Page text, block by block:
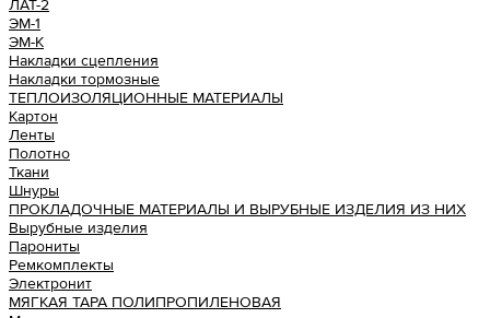
ЛАТ-2
ЭМ-1
ЭМ-К
Накладки сцепления
Накладки тормозные
ТЕПЛОИЗОЛЯЦИОННЫЕ МАТЕРИАЛЫ
Картон
Ленты
Полотно
Ткани
Шнуры
ПРОКЛАДОЧНЫЕ МАТЕРИАЛЫ И ВЫРУБНЫЕ ИЗДЕЛИЯ ИЗ НИХ
Вырубные изделия
Парониты
Ремкомплекты
Электронит
МЯГКАЯ ТАРА ПОЛИПРОПИЛЕНОВАЯ